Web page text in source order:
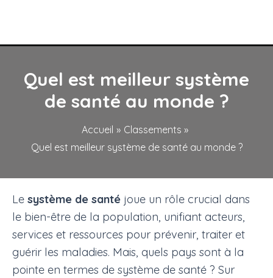
Quel est meilleur système
de santé au monde ?
Accueil
Classements
Quel est meilleur système de santé au monde ?
Le système de santé joue un rôle crucial dans
le bien-être de la population, unifiant acteurs,
services et ressources pour prévenir, traiter et
guérir les maladies. Mais, quels pays sont à la
pointe en termes de système de santé ? Sur